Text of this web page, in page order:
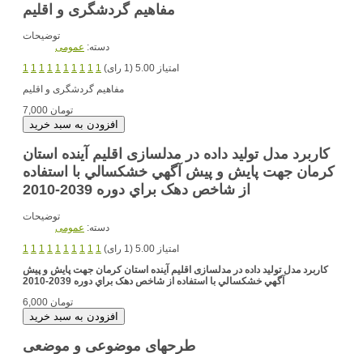
مفاهیم گردشگری و اقلیم
توضیحات
دسته: عمومی
1 1 1 1 1 1 1 1 1 1
امتیاز 5.00 (1 رای)
مفاهیم گردشگری و اقلیم
7,000 تومان
کاربرد مدل تولید داده در مدلسازی اقلیم آینده استان
کرمان جهت پايش و پيش آگهي خشکسالي با استفاده
از شاخص دهک براي دوره 2039-2010
توضیحات
دسته: عمومی
1 1 1 1 1 1 1 1 1 1
امتیاز 5.00 (1 رای)
کاربرد مدل تولید داده در مدلسازی اقلیم آینده استان کرمان جهت پايش و پيش
آگهي خشکسالي با استفاده از شاخص دهک براي دوره 2039-2010
6,000 تومان
طرحهای موضوعی و موضعی